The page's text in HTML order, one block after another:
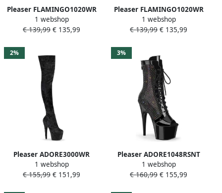
Pleaser FLAMINGO1020WR
Plateau Laarzen Paaldans
schoenen 37 Shoes Zwart
1 webshop
€ 139,99 € 135,99
Pleaser FLAMINGO1020WR
Plateau Laarzen Paaldans
schoenen 41 Shoes Zwart
1 webshop
€ 139,99 € 135,99
2%
Pleaser ADORE3000WR
Plateau overknee Laarzen
40 Shoes Zwart
1 webshop
€ 155,99 € 151,99
3%
Pleaser ADORE1048RSNT
Plateau Laarzen 35 Shoes
Zwart
1 webshop
€ 160,99 € 155,99